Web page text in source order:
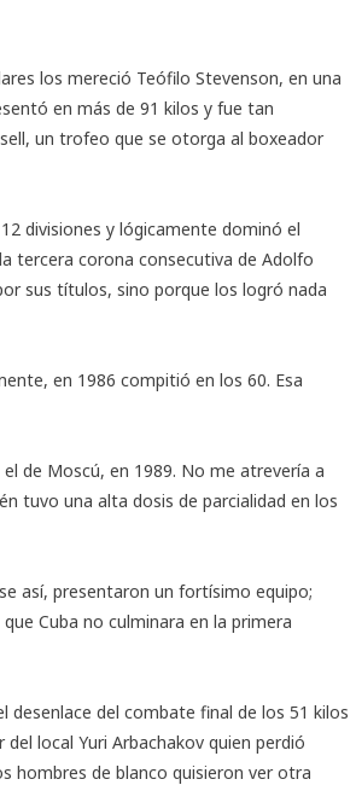
los mereció Teófilo Stevenson, en una
en más de 91 kilos y fue tan
un trofeo que se otorga al boxeador
divisiones y lógicamente dominó el
tercera corona consecutiva de Adolfo
sus títulos, sino porque los logró nada
en 1986 compitió en los 60. Esa
de Moscú, en 1989. No me atrevería a
tuvo una alta dosis de parcialidad en los
así, presentaron un fortísimo equipo;
Cuba no culminara en la primera
del combate final de los 51 kilos
local Yuri Arbachakov quien perdió
hombres de blanco quisieron ver otra